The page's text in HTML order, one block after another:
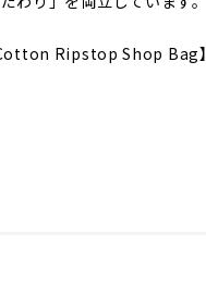
Ripstop Shop Bag】